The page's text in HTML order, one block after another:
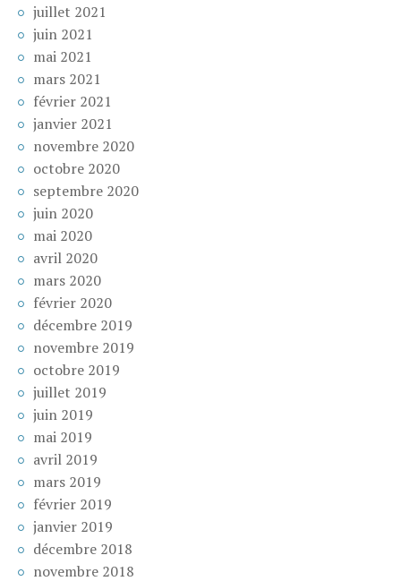
juillet 2021
juin 2021
mai 2021
mars 2021
février 2021
janvier 2021
novembre 2020
octobre 2020
septembre 2020
juin 2020
mai 2020
avril 2020
mars 2020
février 2020
décembre 2019
novembre 2019
octobre 2019
juillet 2019
juin 2019
mai 2019
avril 2019
mars 2019
février 2019
janvier 2019
décembre 2018
novembre 2018